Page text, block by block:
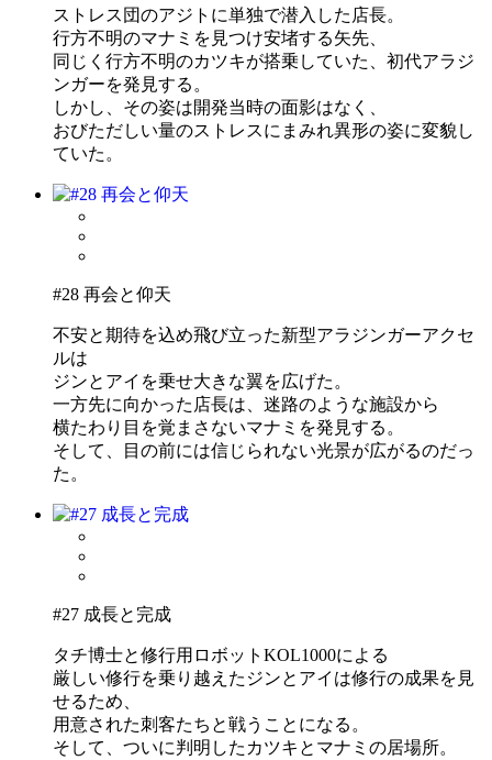
ストレス団のアジトに単独で潜入した店長。
行方不明のマナミを見つけ安堵する矢先、
同じく行方不明のカツキが搭乗していた、初代アラジ
ンガーを発見する。
しかし、その姿は開発当時の面影はなく、
おびただしい量のストレスにまみれ異形の姿に変貌し
ていた。
#28 再会と仰天
不安と期待を込め飛び立った新型アラジンガーアクセ
ルは
ジンとアイを乗せ大きな翼を広げた。
一方先に向かった店長は、迷路のような施設から
横たわり目を覚まさないマナミを発見する。
そして、目の前には信じられない光景が広がるのだっ
た。
#27 成長と完成
タチ博士と修行用ロボットKOL1000による
厳しい修行を乗り越えたジンとアイは修行の成果を見
せるため、
用意された刺客たちと戦うことになる。
そして、ついに判明したカツキとマナミの居場所。